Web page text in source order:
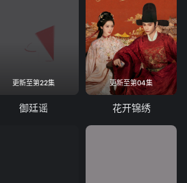
更新至第22集
御廷谣
更新至第04集
花开锦绣